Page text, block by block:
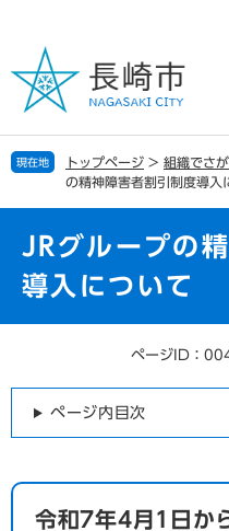
の
で
す
ー
ば
し
現在地 トップページ > 組織でさ
の精神障害者割引制度導入
JRグループの
導入について
ページID：
ページ内目次
令和7年4月1日か